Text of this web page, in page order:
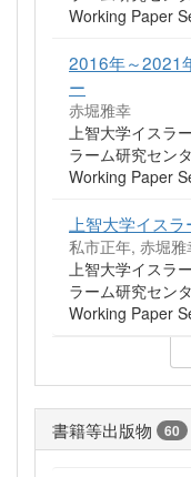
Working Paper
2016年～2021
ー
赤堀雅幸
上智大学イスラ
ラーム研究セン
Working Paper
上智大学イス
私市正年, 赤堀雅
上智大学イスラ
ラーム研究セン
Working Paper
書籍等出版物 60